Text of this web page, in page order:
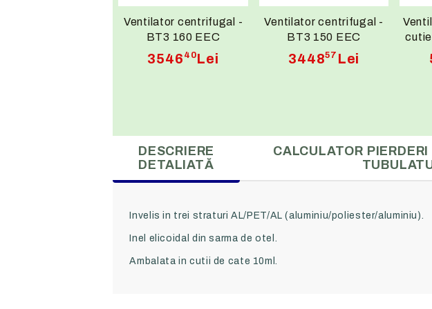
Ventilator centrifugal -
BT3 160 EEC
3546 40Lei
Ventilator centrifugal -
BT3 150 EEC
344857 Lei
DESCRIERE
DETALIATĂ
CALCULATOR
Invelis in trei straturi AL/PET/AL (aluminiu/poliester/aluminiu).
Inel elicoidal din sarma de otel.
Ambalata in cutii de cate 10ml.